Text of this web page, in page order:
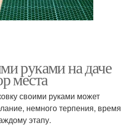
руками на даче
места
своими руками может
немного терпения, время
этапу.